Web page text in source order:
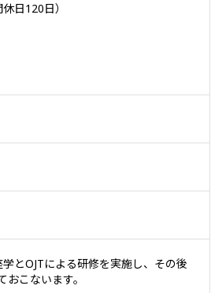
日120日）
とOJTによる研修を実施し、その後
こないます。